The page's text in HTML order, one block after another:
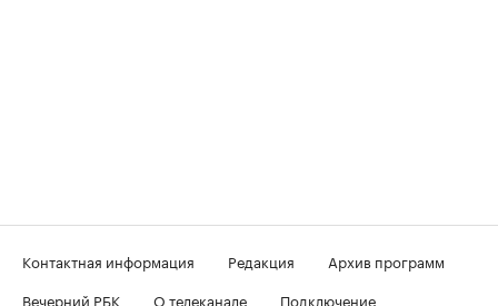
Контактная информация Редакция
Архив программ
Вечерний РБК
О телеканале
Подключение